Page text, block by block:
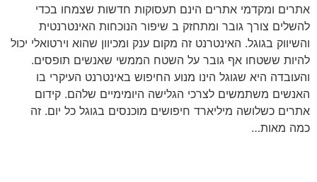
אתרים ומקדמי אתרים הינם תעסוקות חדשות שצמחו בכדי
להשלים צורך גובר ומתחזק ב שיפור הנוכחות האינטרנטית
והשיווק בגוגל. האינטרנט זה מקום ענק ומכיוון שהוא וירטואלי יכול
להיות ששטחו אף גובר על השטח הממשי שאנשים תופסים.
והעובדה היא שגוגל הינו מנוע החיפוש באינטרנט העיקרי בו
האנשים משתמשים לצרכי הגלישה היומימיים שלהם. קידום
אתרים כשלושה מיליארד חיפושים מוכנסים בגוגל כל יום. זה
כמה מאות…